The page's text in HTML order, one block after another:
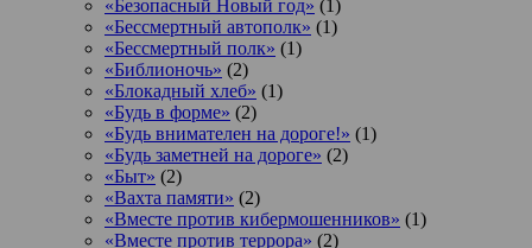
«Безопасный Новый год» (1)
«Бессмертный автополк» (1)
«Бессмертный полк» (1)
«Библионочь» (2)
«Блокадный хлеб» (1)
«Будь в форме» (2)
«Будь внимателен на дороге!» (1)
«Будь заметней на дороге» (2)
«Быт» (2)
«Вахта памяти» (2)
«Вместе против кибермошенников» (1)
«Вместе против террора» (2)